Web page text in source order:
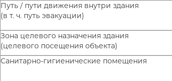
Путь / пути движения внутри здания
(в т. ч. путь эвакуации)
Зона целевого назначения здания
(целевого посещения объекта)
Санитарно-гигиенические помещения